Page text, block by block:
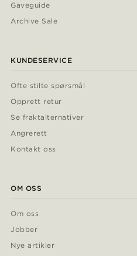
Gaveguide
Archive Sale
KUNDESERVICE
Ofte stilte spørsmål
Opprett retur
Se fraktalternativer
Angrerett
Kontakt oss
OM OSS
Om oss
Jobber
Nye artikler